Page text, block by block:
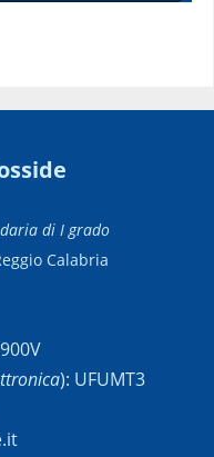
di I grado
Calabria
): UFUMT3